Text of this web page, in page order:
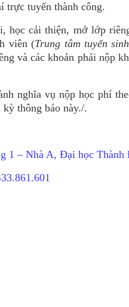
trực tuyến thành công.
học cải thiện, mở lớp
viên (Trung tâm tuyển
và các khoản phải nộp
nghĩa vụ nộp học phí
thông báo này./.
1 – Nhà A, Đại học Thành